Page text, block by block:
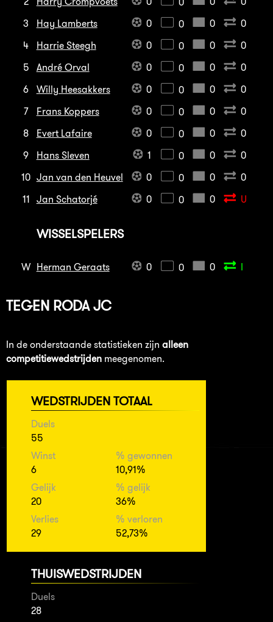
3
Hay Lamberts 0 0 0
0
4
Harrie Steegh 0 0 0
0
5
André Orval 0 0 0
0
6
Willy Heesakkers 0 0 0
0
7
Frans Koppers 0 0 0
0
8
Evert Lafaire 0 0 0
0
9
Hans Sleven 1 0 0
0
10 Jan van den Heuvel 0 0 0
0
11
Jan Schatorjé 0 0 0 U
WISSELSPELERS
W Herman Geraats 0 0 0 I
TEGEN RODA JC
In de onderstaande statistieken zijn alleen
competitiewedstrijden meegenomen.
WEDSTRIJDEN TOTAAL
Duels
55
Winst
6
% gewonnen
10,91%
Gelijk
20
% gelijk
36%
Verlies
29
% verloren
52,73%
THUISWEDSTRIJDEN
Duels
28